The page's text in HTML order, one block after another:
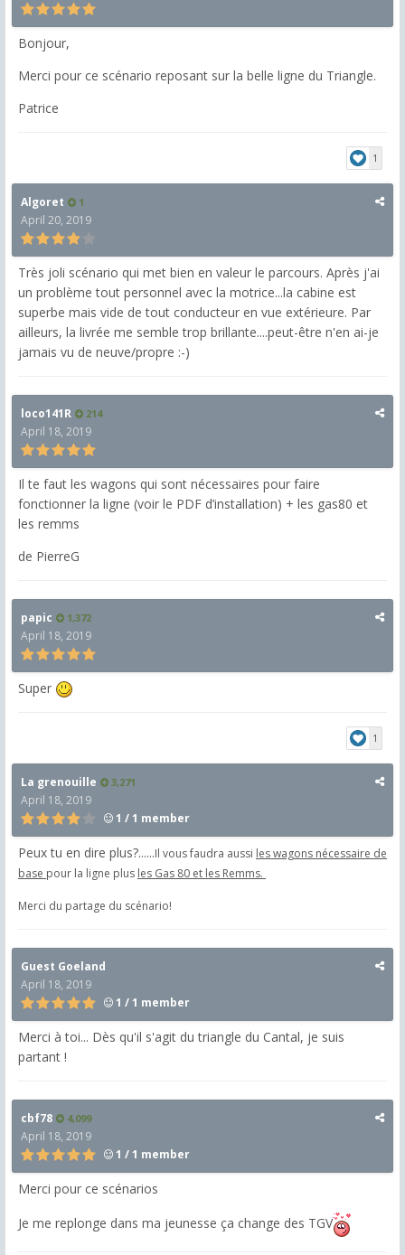
Bonjour,
Merci pour ce scénario reposant sur la belle ligne du Triangle.
Patrice
1
Algoret 1
April 20, 2019
Très joli scénario qui met bien en valeur le parcours. Après j'ai
un problème tout personnel avec la motrice...la cabine est
superbe mais vide de tout conducteur en vue extérieure. Par
ailleurs, la livrée me semble trop brillante....peut-être n'en ai-je
jamais vu de neuve/propre :-)
loco141R 214
April 18, 2019
Il te faut les wagons qui sont nécessaires pour faire
fonctionner la ligne (voir le PDF d’installation) + les gas80 et
les remms
de PierreG
papic 1,372
April 18, 2019
Super
1
La grenouille 3,271
April 18, 2019
1 / 1 member
Peux tu en dire plus?......Il vous faudra aussi les wagons nécessaire de
base pour la ligne plus les Gas 80 et les Remms.
Merci du partage du scénario!
Guest Goeland
April 18, 2019
1 / 1 member
Merci à toi... Dès qu'il s'agit du triangle du Cantal, je suis
partant !
cbf78 4,099
April 18, 2019
1 / 1 member
Merci pour ce scénarios
Je me replonge dans ma jeunesse ça change des TGV